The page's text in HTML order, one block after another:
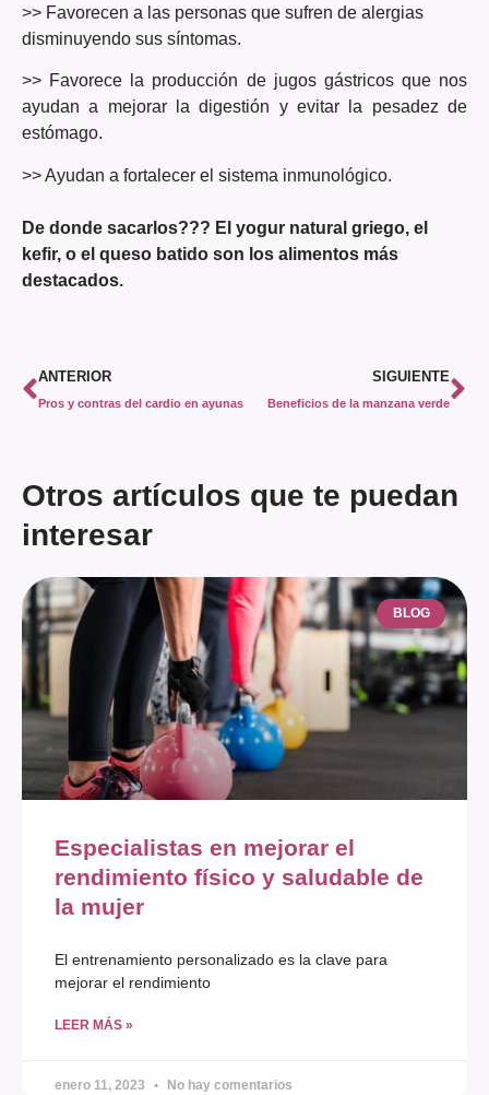
>> Favorecen a las personas que sufren de alergias
disminuyendo sus síntomas.
>> Favorece la producción de jugos gástricos que nos
ayudan a mejorar la digestión y evitar la pesadez de
estómago.
>> Ayudan a fortalecer el sistema inmunológico.
De donde sacarlos??? El yogur natural griego, el
kefir, o el queso batido son los alimentos más
destacados.
ANTERIOR
Pros y contras del cardio en ayunas
SIGUIENTE
Beneficios de la manzana verde
Otros artículos que te puedan
interesar
BLOG
Especialistas en mejorar el
rendimiento físico y saludable de
la mujer
El entrenamiento personalizado es la clave para
mejorar el rendimiento
LEER MÁS »
enero 11, 2023 No hay comentarios